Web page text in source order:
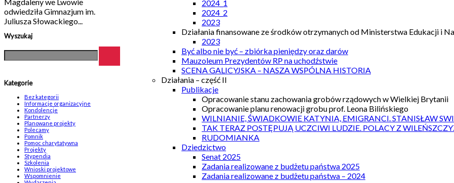
2024_1
2024_2
2023
Działania finansowane ze środków otrzymanych od Ministerstwa Edukacji i
2023
Być albo nie być – zbiórka pieniędzy oraz darów
Mauzoleum Prezydentów RP na uchodźstwie
SCENA GALICYJSKA – NASZA WSPÓLNA HISTORIA
Działania – część II
Publikacje
Opracowanie stanu zachowania grobów rządowych w Wielkiej Brytanii
Opracowanie planu renowacji grobu prof. Leona Bilińskiego
WILNIANIE, ŚWIADKOWIE KATYNIA, EMIGRANCI. STANISŁAW
TAK TERAZ POSTĘPUJĄ UCZCIWI LUDZIE. POLACY Z
RUDOMIANKA
Dziedzictwo
Senat 2025
Zadania realizowane z budżetu państwa 2025
Zadania realizowane z budżetu państwa – 2024
odwiedziła Gimnazjum im.
Juliusza Słowackiego...
Wyszukaj
Kategorie
Bez kategorii
Informacje organizacyjne
Kondolencje
Partnerzy
Planowane projekty
Polecamy
Pomnik
Pomoc charytatywna
Projekty
Stypendia
Szkolenia
Wnioski projektowe
Wspomnienie